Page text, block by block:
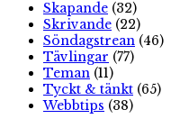
Skapande (32)
Skrivande (22)
Söndagstrean (46)
Tävlingar (77)
Teman (11)
Tyckt & tänkt (65)
Webbtips (38)